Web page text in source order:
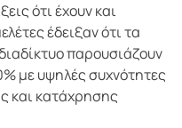
ότι έχουν και
έδειξαν ότι τα
παρουσιάζουν
με υψηλές συχνότητες
και κατάχρησης